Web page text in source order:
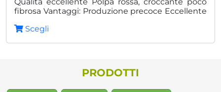
PRODOTTI
Qualità eccellente Polpa rossa, croccante poco
fibrosa Vantaggi: Produzione precoce Eccellente
raccolta
Scegli